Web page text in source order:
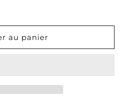
au panier